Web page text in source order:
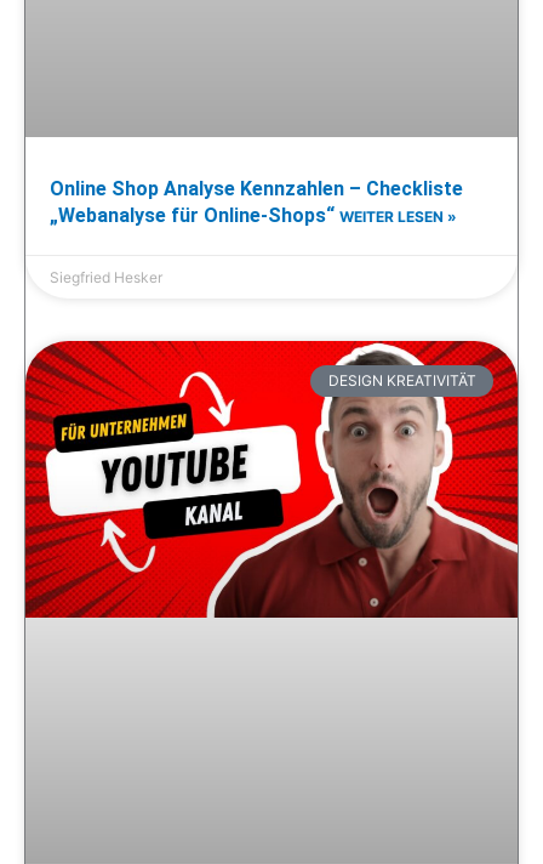
Online Shop Analyse Kennzahlen – Checkliste
„Webanalyse für Online-Shops“ WEITER LESEN »
Siegfried Hesker
DESIGN KREATIVITÄT